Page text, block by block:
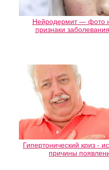
Нейродермит — фото
признаки
Гипертонический криз -
причины